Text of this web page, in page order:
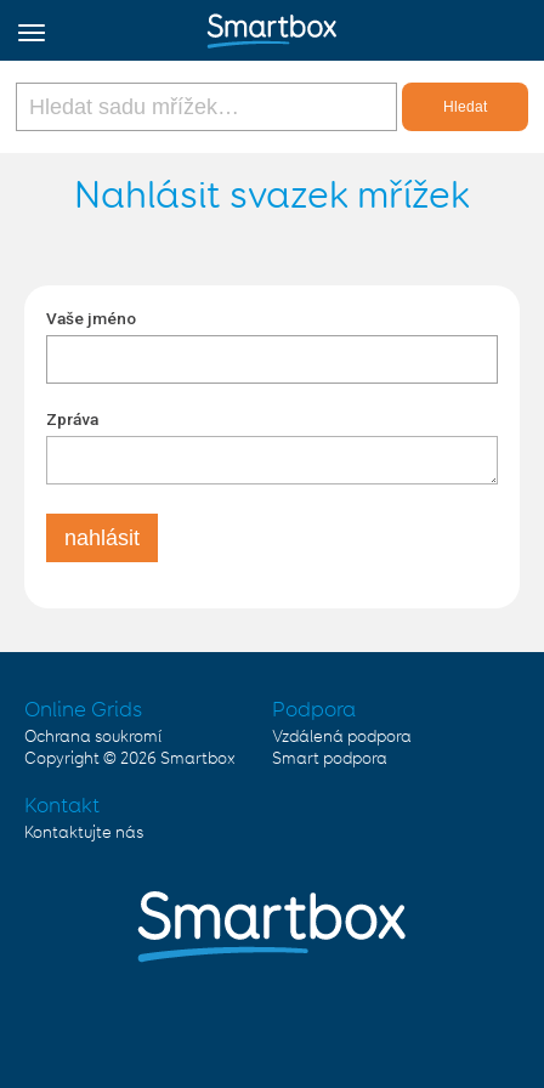
Online Grids
Nahlásit svazek mřížek
Vaše jméno
Zpráva
Online Grids
Ochrana soukromí
Copyright © 2026 Smartbox
Podpora
Vzdálená podpora
Smart podpora
Kontakt
Kontaktujte nás